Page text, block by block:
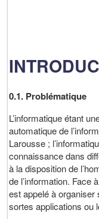
0.1. Problématique
L’informatique étant
automatique de
Larousse ;
connaissance dans
à la disposition de
de l’information. Face
est appelé à organiser
sortes applications ou